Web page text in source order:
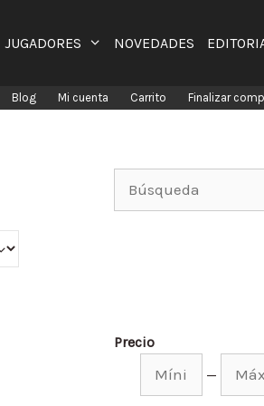
JUGADORES NOVEDADES
Blog Mi cuenta Carrito Finalizar
Precio
—